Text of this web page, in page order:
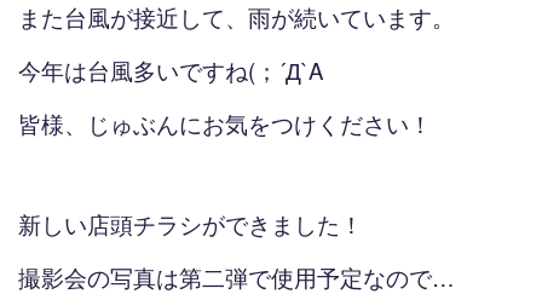
また台風が接近して、雨が続いています。
今年は台風多いですね(；´Д`A
皆様、じゅぶんにお気をつけください！
新しい店頭チラシができました！
撮影会の写真は第二弾で使用予定なので…